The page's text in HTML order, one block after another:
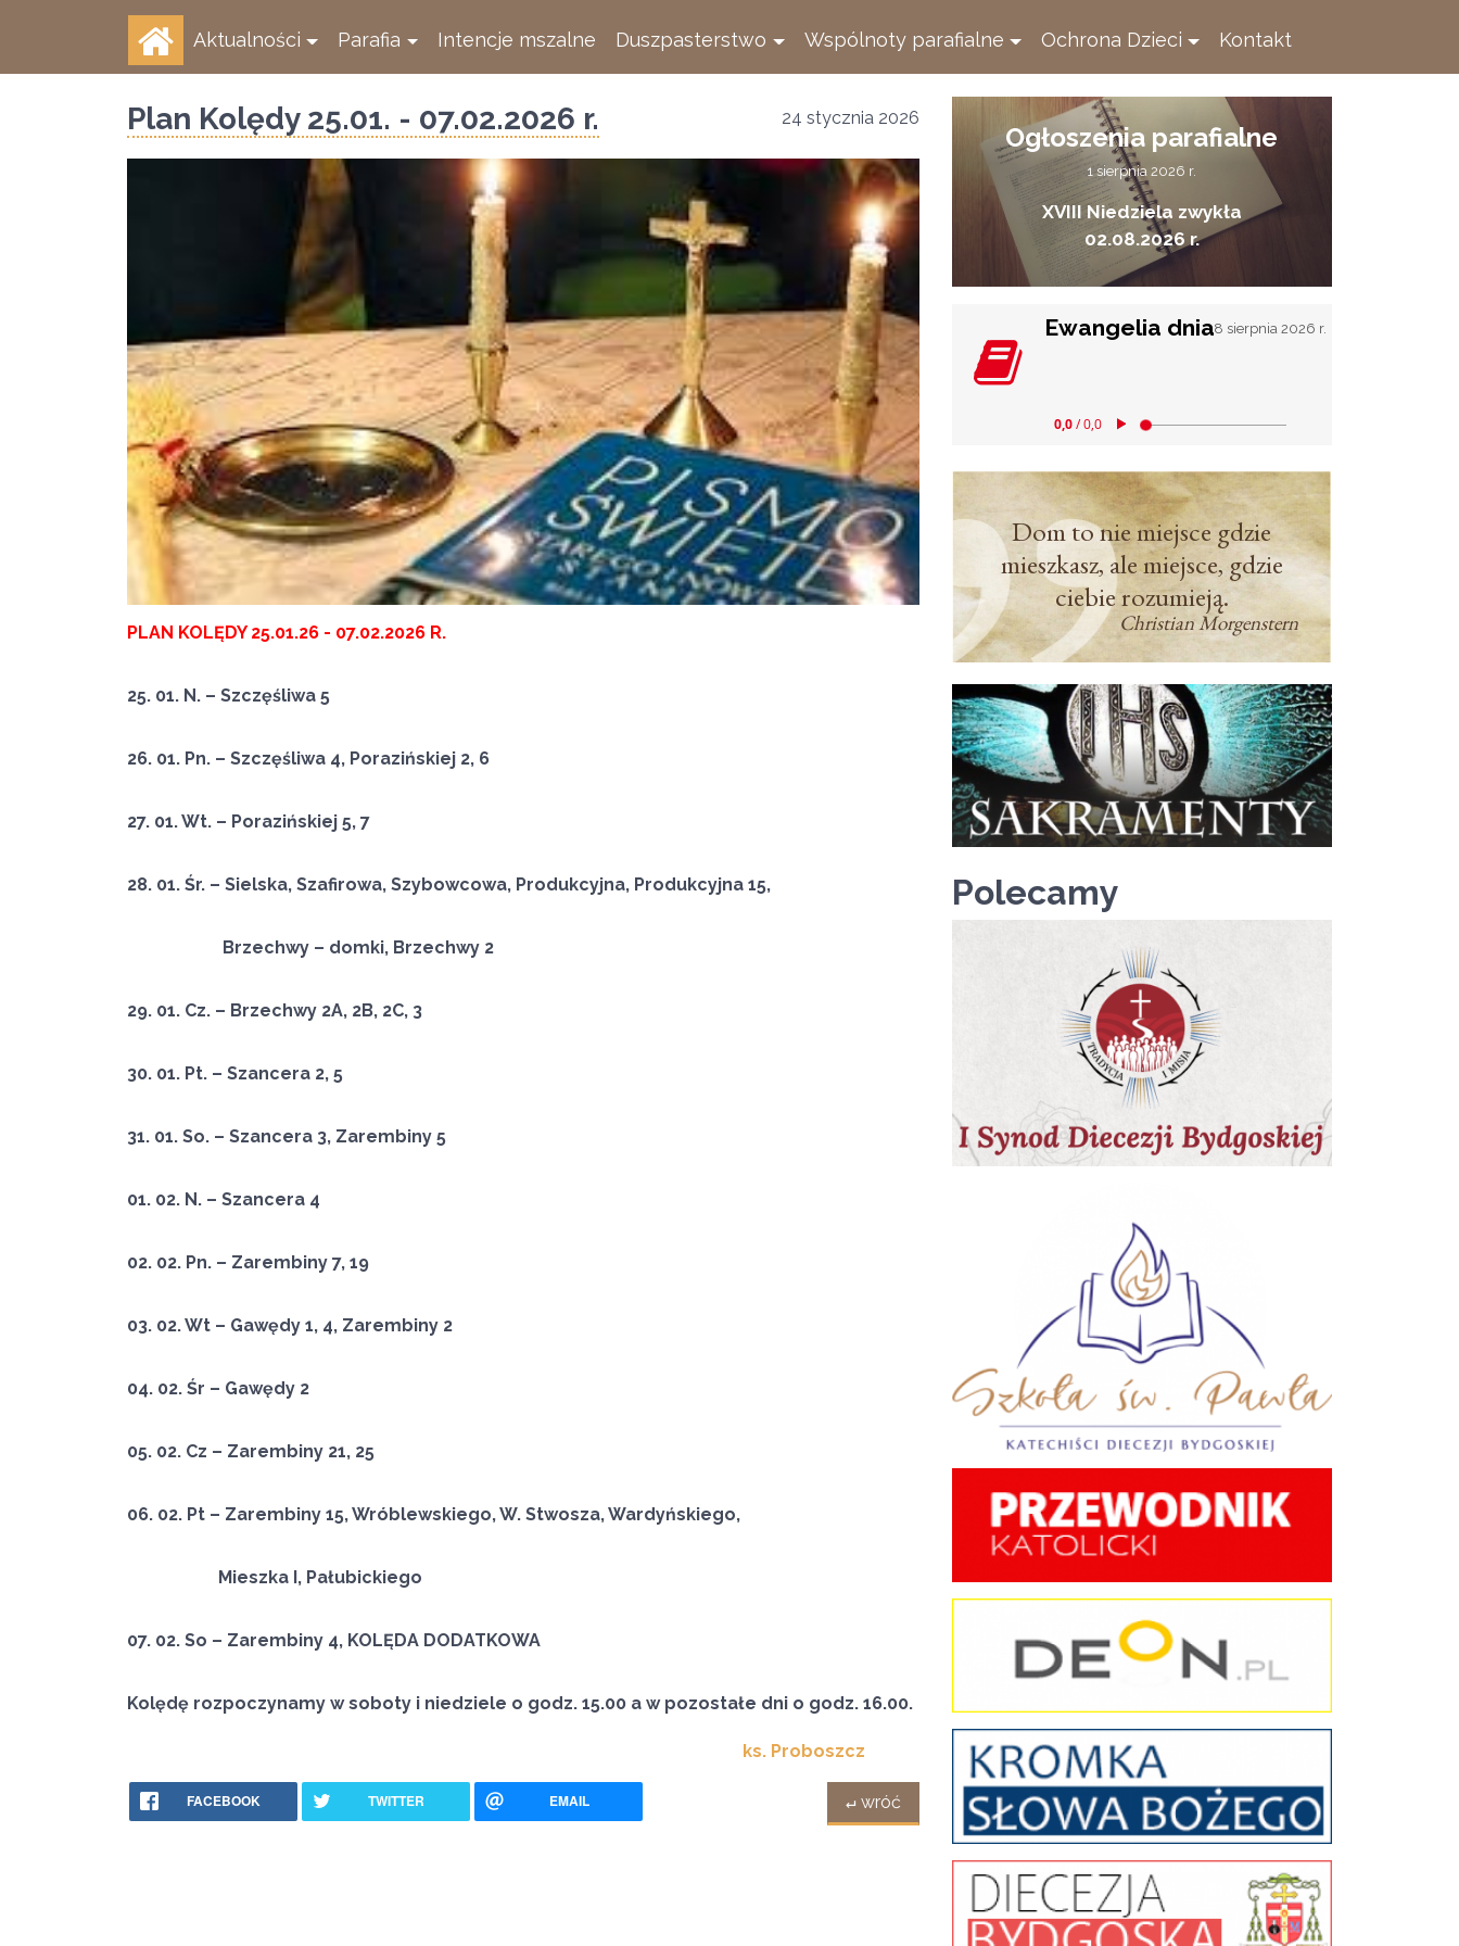
Aktualności Parafia Intencje mszalne Duszpasterstwo Wspólnoty parafialne Ochrona Dzieci Kontakt
Plan Kolędy 25.01. - 07.02.2026 r. 24 stycznia 2026
PLAN KOLĘDY 25.01.26 - 07.02.2026 R.
25. 01. N. – Szczęśliwa 5
26. 01. Pn. – Szczęśliwa 4, Porazińskiej 2, 6
27. 01. Wt. – Porazińskiej 5, 7
28. 01. Śr. – Sielska, Szafirowa, Szybowcowa, Produkcyjna, Produkcyjna 15,
Brzechwy – domki, Brzechwy 2
29. 01. Cz. – Brzechwy 2A, 2B, 2C, 3
30. 01. Pt. – Szancera 2, 5
31. 01. So. – Szancera 3, Zarembiny 5
01. 02. N. – Szancera 4
02. 02. Pn. – Zarembiny 7, 19
03. 02. Wt – Gawędy 1, 4, Zarembiny 2
04. 02. Śr – Gawędy 2
05. 02. Cz – Zarembiny 21, 25
06. 02. Pt – Zarembiny 15, Wróblewskiego, W. Stwosza, Wardyńskiego,
Mieszka I, Pałubickiego
07. 02. So – Zarembiny 4, KOLĘDA DODATKOWA
Kolędę rozpoczynamy w soboty i niedziele o godz. 15.00 a w pozostałe dni o godz. 16.00.
ks. Proboszcz
FACEBOOK TWITTER EMAIL ↵ wróć
Ogłoszenia parafialne
1 sierpnia 2026 r.
XVIII Niedziela zwykła
02.08.2026 r.
Ewangelia dnia8 sierpnia 2026 r.
Dom to nie miejsce gdzie
mieszkasz, ale miejsce, gdzie
ciebie rozumieją.
Christian Morgenstern
Polecamy